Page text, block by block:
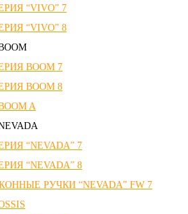
“VIVO” 7
“VIVO” 8
ВOOM 7
ВOOM 8
A
“NEVADA” 7
“NEVADA” 8
РУЧКИ “NEVADA” FW 7